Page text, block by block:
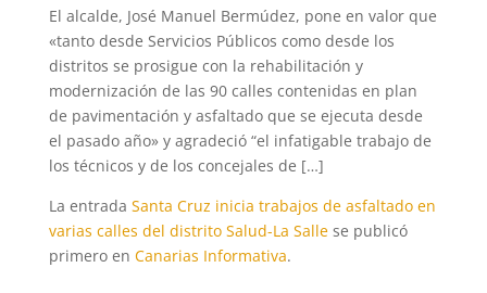
El alcalde, José Manuel Bermúdez, pone en valor que
«tanto desde Servicios Públicos como desde los
distritos se prosigue con la rehabilitación y
modernización de las 90 calles contenidas en plan
de pavimentación y asfaltado que se ejecuta desde
el pasado año» y agradeció “el infatigable trabajo de
los técnicos y de los concejales de […]
La entrada Santa Cruz inicia trabajos de asfaltado en
varias calles del distrito Salud-La Sallese publicó
primero en Canarias Informativa.